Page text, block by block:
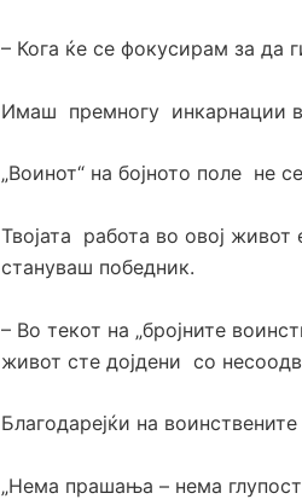
– Кога ќе се фокусирам за да
Имаш премногу инкарнации
„Воинот“ на бојното поле не
Твојата работа во овој
стануваш победник.
– Во текот на „бројните
живот сте дојдени со
Благодарејќи на
„Нема прашања – нема